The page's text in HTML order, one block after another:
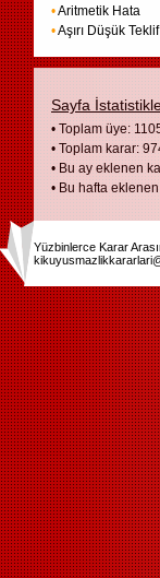
•Aritmetik Hata
•Aşırı Düşük Teklif
Sayfa
• Toplam üye:
• Toplam karar:
• Bu ay eklenen
• Bu hafta
Yüzbinlerce Karar